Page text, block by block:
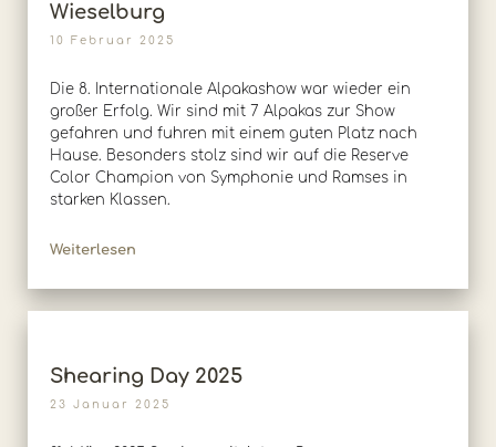
Wieselburg
10 Februar 2025
Die 8. Internationale Alpakashow war wieder ein
großer Erfolg. Wir sind mit 7 Alpakas zur Show
gefahren und fuhren mit einem guten Platz nach
Hause. Besonders stolz sind wir auf die Reserve
Color Champion von Symphonie und Ramses in
starken Klassen.
Weiterlesen
Shearing Day 2025
23 Januar 2025